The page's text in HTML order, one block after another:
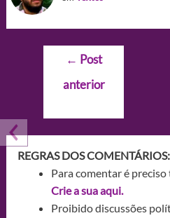
Navegação
Post
← Post
anterior
REGRAS DOS COMENTÁRIOS:
Para comentar é
Crie a sua aqui.
Proibido discussões